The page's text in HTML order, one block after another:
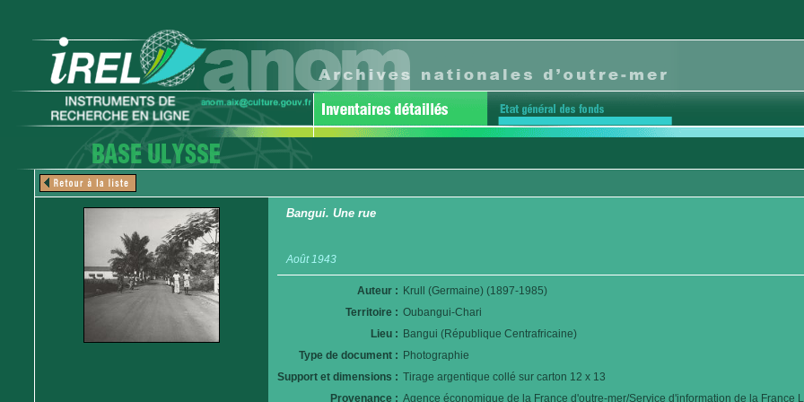
Bangui. Une rue
Août 1943
Auteur : Krull (Germaine) (1897-1985)
Territoire : Oubangui-Chari
Lieu : Bangui (République Centrafricaine)
Type de document : Photographie
Support et dimensions : Tirage argentique collé sur carton 12 x 13
Provenance : Agence économique de la France d'outre-mer/Service d'information de la France